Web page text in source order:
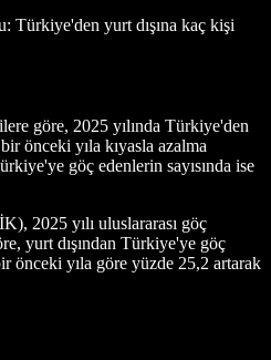
Türkiye'den yurt dışına kaç kişi
göre, 2025 yılında Türkiye'den
önceki yıla kıyasla azalma
göç edenlerin sayısında ise
2025 yılı uluslararası göç
yurt dışından Türkiye'ye göç
önceki yıla göre yüzde 25,2 artarak